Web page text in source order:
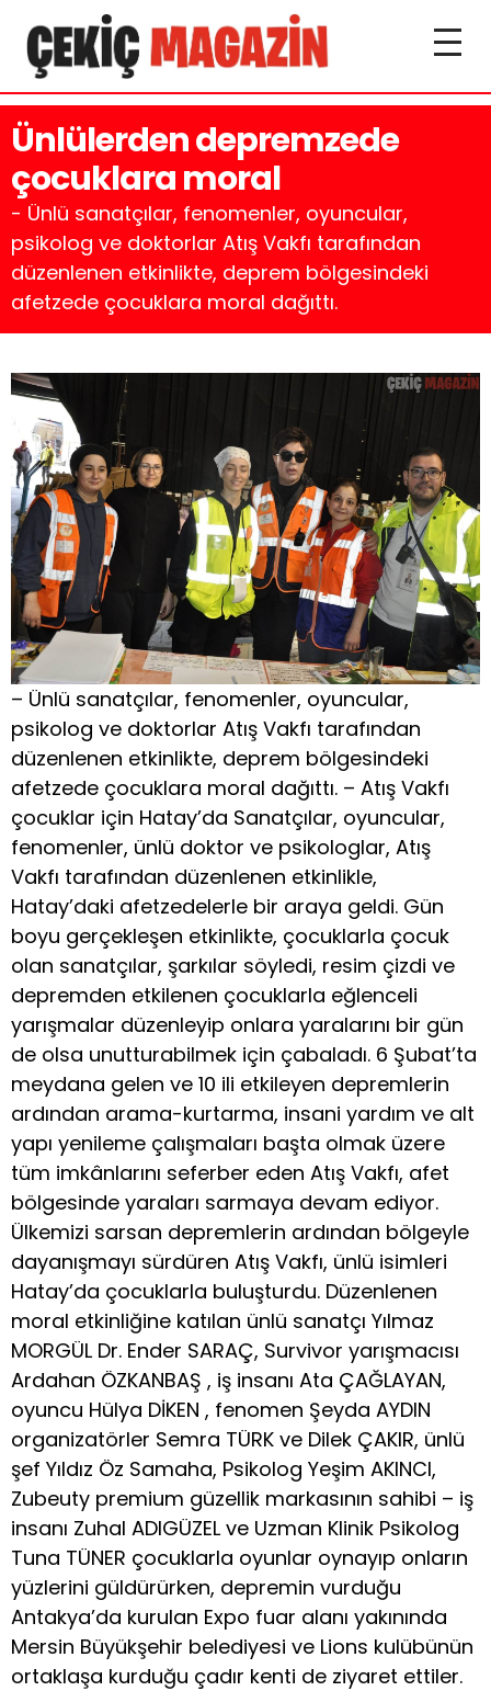
Ünlülerden depremzede
çocuklara moral
- Ünlü sanatçılar, fenomenler, oyuncular,
psikolog ve doktorlar Atış Vakfı tarafından
düzenlenen etkinlikte, deprem bölgesindeki
afetzede çocuklara moral dağıttı.
– Ünlü sanatçılar, fenomenler, oyuncular,
psikolog ve doktorlar Atış Vakfı tarafından
düzenlenen etkinlikte, deprem bölgesindeki
afetzede çocuklara moral dağıttı. – Atış Vakfı
çocuklar için Hatay’da Sanatçılar, oyuncular,
fenomenler, ünlü doktor ve psikologlar, Atış
Vakfı tarafından düzenlenen etkinlikle,
Hatay’daki afetzedelerle bir araya geldi. Gün
boyu gerçekleşen etkinlikte, çocuklarla çocuk
olan sanatçılar, şarkılar söyledi, resim çizdi ve
depremden etkilenen çocuklarla eğlenceli
yarışmalar düzenleyip onlara yaralarını bir gün
de olsa unutturabilmek için çabaladı. 6 Şubat’ta
meydana gelen ve 10 ili etkileyen depremlerin
ardından arama-kurtarma, insani yardım ve alt
yapı yenileme çalışmaları başta olmak üzere
tüm imkânlarını seferber eden Atış Vakfı, afet
bölgesinde yaraları sarmaya devam ediyor.
Ülkemizi sarsan depremlerin ardından bölgeyle
dayanışmayı sürdüren Atış Vakfı, ünlü isimleri
Hatay’da çocuklarla buluşturdu. Düzenlenen
moral etkinliğine katılan ünlü sanatçı Yılmaz
MORGÜL Dr. Ender SARAÇ, Survivor yarışmacısı
Ardahan ÖZKANBAŞ , iş insanı Ata ÇAĞLAYAN,
oyuncu Hülya DİKEN , fenomen Şeyda AYDIN
organizatörler Semra TÜRK ve Dilek ÇAKIR, ünlü
şef Yıldız Öz Samaha, Psikolog Yeşim AKINCI,
Zubeuty premium güzellik markasının sahibi – iş
insanı Zuhal ADIGÜZEL ve Uzman Klinik Psikolog
Tuna TÜNER çocuklarla oyunlar oynayıp onların
yüzlerini güldürürken, depremin vurduğu
Antakya’da kurulan Expo fuar alanı yakınında
Mersin Büyükşehir belediyesi ve Lions kulübünün
ortaklaşa kurduğu çadır kenti de ziyaret ettiler.